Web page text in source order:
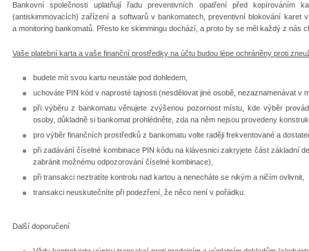
Bankovní společnosti uplatňují řadu preventivních opatření před kopírováním
(antiskimmovacích) zařízení a softwarů v bankomatech, preventivní blokování karet
a monitoring bankomatů. Přesto ke skimmingu dochází, a proto by se měl každý z nás
Vaše platební karta a vaše finanční prostředky na účtu budou lépe ochráněny proti
budete mít svou kartu neustále pod dohledem,
uchováte PIN kód v naprosté tajnosti (nesdělovat jiné osobě, nezaznamenávat v
při výběru z bankomatu věnujete zvýšenou pozornost místu, kde výběr
osoby, důkladně si bankomat prohlédněte, zda na něm nejsou provedeny
pro výběr finančních prostředků z bankomatu volte raději frekventované a
při zadávání číselné kombinace PIN kódu na klávesnici zakryjete část základní
zabránit možnému odpozorování číselné kombinace),
při transakci neztratíte kontrolu nad kartou a nenecháte se nikým a ničím ovlivnit,
transakci neuskutečníte při podezření, že něco není v pořádku.
Další doporučení